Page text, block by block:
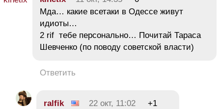
Мда… какие всетаки в Одессе живут
идиоты…
2 rif тебе персонально… Почитай Тараса
Шевченко (по поводу советской власти)
Ответить
ralfik 22 окт, 11:02
+1